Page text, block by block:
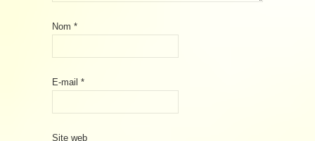
Nom *
E-mail *
Site web